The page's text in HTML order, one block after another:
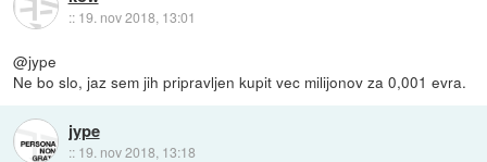
:: 19. nov 2018, 13:01
@jype
Ne bo slo, jaz sem jih pripravljen kupit vec milijonov za 0,001 evra.
jype
:: 19. nov 2018, 13:18